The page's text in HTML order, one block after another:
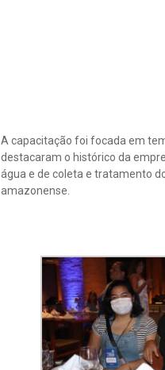
A capacitação foi focada em
destacaram o histórico da
água e de coleta e tratamento
amazonense.